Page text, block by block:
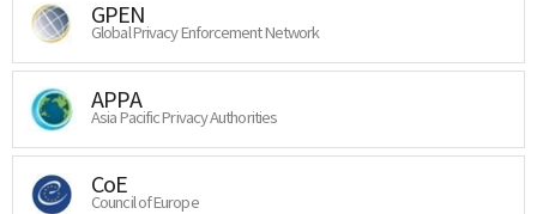
GPEN
Global Privacy Enforcement Network
APPA
Asia Pacific Privacy Authorities
CoE
Council of Europe